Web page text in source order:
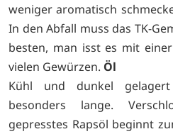
weniger aromatisch
In den Abfall muss das TK-
besten, man isst es mit
vielen Gewürzen. Öl
Kühl und dunkel
besonders lange.
gepresstes Rapsöl beginnt